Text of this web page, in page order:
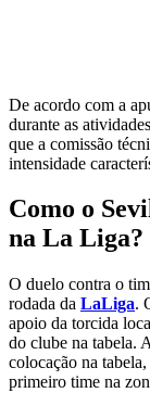
De acordo com a
durante as
que a comissão
intensidade
Como o
na La Liga?
O duelo contra o
rodada da LaLiga.
apoio da torcida
do clube na tabela.
colocação na
primeiro time na